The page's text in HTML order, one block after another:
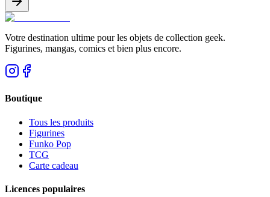
Votre destination ultime pour les objets de collection geek.
Figurines, mangas, comics et bien plus encore.
Boutique
Tous les produits
Figurines
Funko Pop
TCG
Carte cadeau
Licences populaires